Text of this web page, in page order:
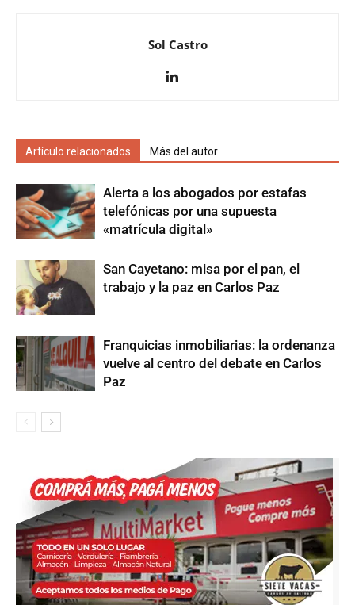
Sol Castro
Artículo relacionados Más del autor
Alerta a los abogados por estafas
telefónicas por una supuesta
«matrícula digital»
San Cayetano: misa por el pan, el
trabajo y la paz en Carlos Paz
Franquicias inmobiliarias: la ordenanza
vuelve al centro del debate en Carlos
Paz